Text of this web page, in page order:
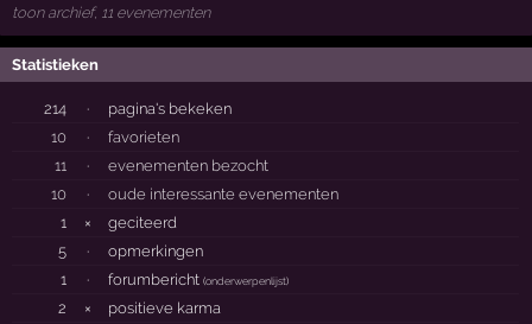
toon archief, 11 evenementen
Statistieken
214 ·
pagina's bekeken
10
·
favorieten
11
·
evenementen bezocht
10
·
oude interessante evenementen
1
×
geciteerd
5
·
opmerkingen
1
· forumbericht(onderwerpenlijst)
2 × positieve karma